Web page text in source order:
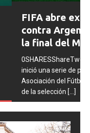
incidentes en
La FIFA
contra la
cuatro integrantes